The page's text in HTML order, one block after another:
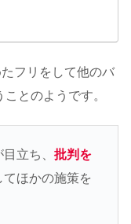
フリをして他のバ
とのようです。
立ち、 批判を
てほかの施策を